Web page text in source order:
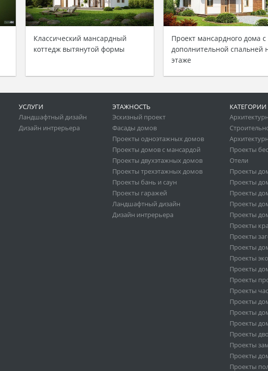
Классический мансардный
коттедж вытянутой формы
Проект мансардного дома с
дополнительной спальней
этаже
УСЛУГИ
Ландшафтный дизайн
Дизайн интрерьера
ЭТАЖНОСТЬ
Эскизный проект
Фасады домов
Проекты одноэтажных домов
Проекты домов с мансардой
Проекты двухэтажных домов
Проекты трехэтажных домов
Проекты бань и саун
Проекты гаражей
Ландшафтный дизайн
Дизайн интрерьера
КАТЕГОРИИ
Проекты
Отели
Проекты
Проекты
Проекты
Проекты
Проекты
Проекты
Проекты
Проекты
Проекты
Проекты
Проекты
Проекты
Проекты
Проекты
Проекты
Проекты
Проекты
Проекты
Проекты